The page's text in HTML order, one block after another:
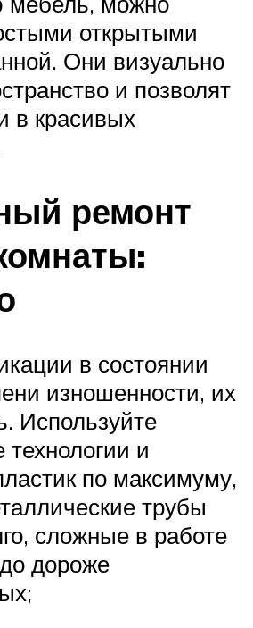
открытыми
Они визуально
и позволят
в красивых
ремонт
в состоянии
изношенности, их
Используйте
и
по максимуму,
трубы
сложные в работе
дороже